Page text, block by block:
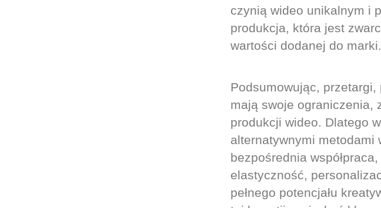
czynią wideo unikalnym i
produkcja, która jest
wartości dodanej do marki.
Podsumowując, przetargi,
mają swoje ograniczenia,
produkcji wideo. Dlatego
alternatywnymi metodami
bezpośrednia
elastyczność,
pełnego potencjału